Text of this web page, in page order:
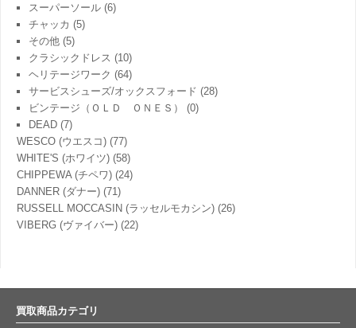
スーパーソール (6)
チャッカ (5)
その他 (5)
クラシックドレス (10)
ヘリテージワーク (64)
サービスシューズ/オックスフォード (28)
ビンテージ（ＯＬＤ ＯＮＥＳ）
(0)
DEAD (7)
WESCO (ウエスコ) (77)
WHITE'S (ホワイツ) (58)
CHIPPEWA (チペワ) (24)
DANNER (ダナー) (71)
RUSSELL MOCCASIN (ラッセルモカシン) (26)
VIBERG (ヴァイバー) (22)
買取商品カテゴリ